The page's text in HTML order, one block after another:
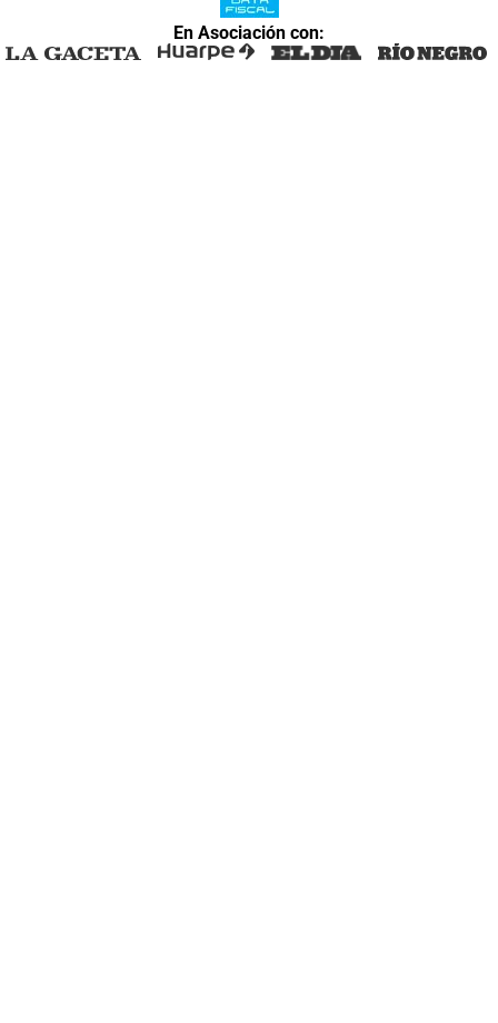
En Asociación con: